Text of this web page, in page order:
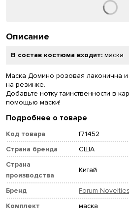
Описание
В состав костюма входит: маска
Маска Домино розовая лаконична
на резинке.
Добавьте нотку таинственности в
помощью маски!
Подробнее о товаре
Код товара
f71452
Страна бренда
США
Страна
производства
Китай
Бренд
Forum Novelties
Комплект
маска